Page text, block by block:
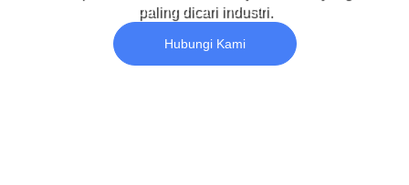
paling dicari industri.
Hubungi Kami